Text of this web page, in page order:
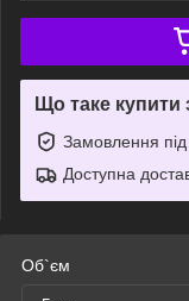
Що таке купити
Замовлення
Доступна
Об`єм